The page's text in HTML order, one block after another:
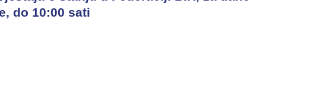
do 10:00 sati